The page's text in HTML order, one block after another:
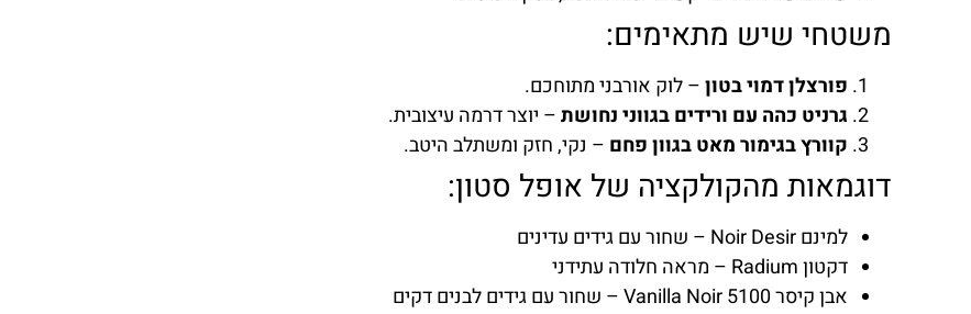
משטחי שיש מתאימים:
פורצלן דמוי בטון– לוק אורבני מתוחכם.
גרניט כהה עם ורידים בגווני נחושת– יוצר דרמה עיצובית.
קוורץ בגימור מאט בגוון פחם – נקי, חזק ומשתלב היטב.
דוגמאות מהקולקציה של אופל סטון:
למינם Noir Desir – שחור עם גידים עדינים
דקטון Radium – מראה חלודה עתידני
אבן קיסר 5100 Vanilla Noir – שחור עם גידים לבנים דקים